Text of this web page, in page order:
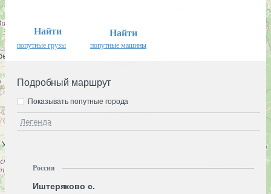
Найти
попутные грузы
Найти
попутные машины
Подробный маршрут
Легенда
Показывать попутные города
Россия
Иштеряково с.